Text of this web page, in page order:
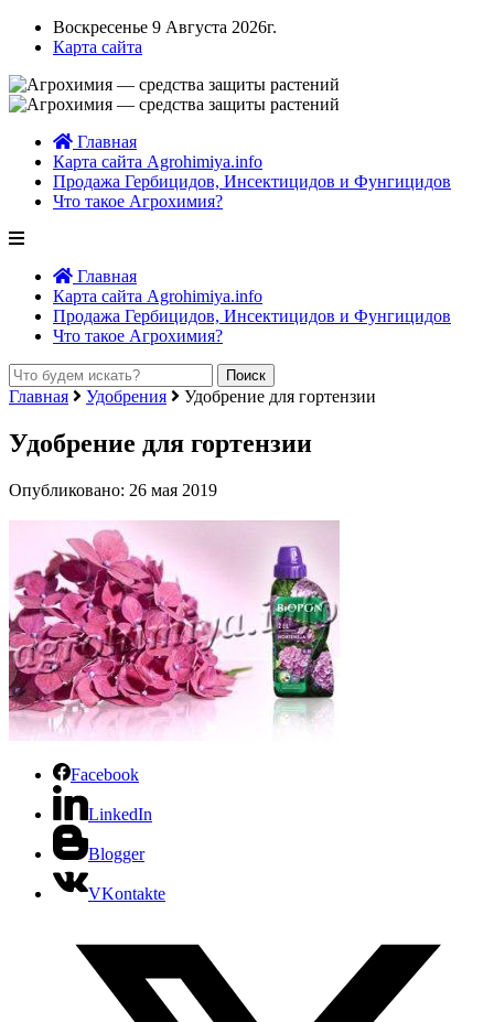
Воскресенье 9 Августа 2026г.
Карта сайта
Главная
Карта сайта Agrohimiya.info
Продажа Гербицидов, Инсектицидов и Фунгицидов
Что такое Агрохимия?
Главная
Карта сайта Agrohimiya.info
Продажа Гербицидов, Инсектицидов и Фунгицидов
Что такое Агрохимия?
Главная Удобрения Удобрение для гортензии
Удобрение для гортензии
Опубликовано: 26 мая 2019
Facebook
LinkedIn
Blogger
VKontakte